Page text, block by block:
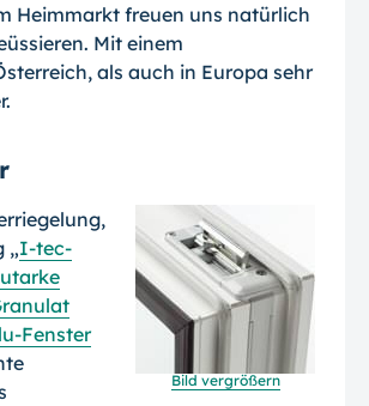
Heimmarkt freuen uns natürlich
Mit einem
als auch in Europa sehr
Bild vergrößern
„I-tec-
Fenster